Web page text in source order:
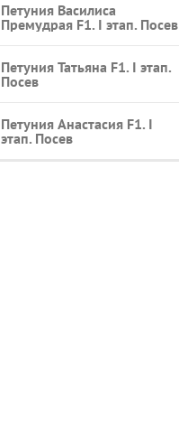
Петуния Василиса
Премудрая F1. I этап. Посев
Петуния Татьяна F1. I этап.
Посев
Петуния Анастасия F1. I
этап. Посев